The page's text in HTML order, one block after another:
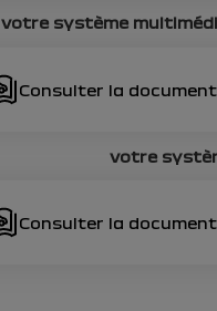
votre système
Consulter la
votre
Consulter la